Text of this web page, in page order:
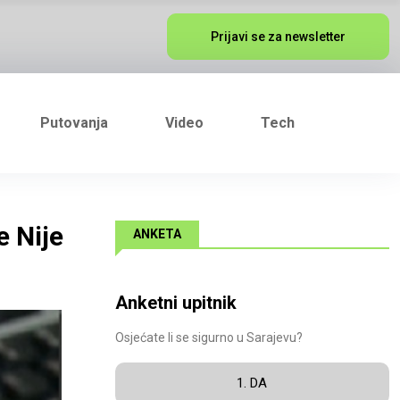
Prijavi se za newsletter
Putovanja Video Tech
Nije
ANKETA
Anketni upitnik
Osjećate li se sigurno u Sarajevu?
1. DA